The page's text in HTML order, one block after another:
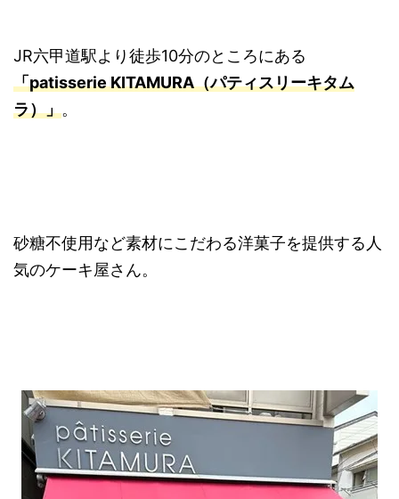
JR六甲道駅より徒歩10分のところにある
「patisserie KITAMURA（パティスリーキタム
ラ）」。
砂糖不使用など素材にこだわる洋菓子を提供する人
気のケーキ屋さん。